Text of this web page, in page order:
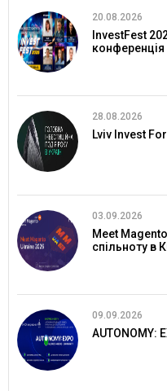
20.08.2026
InvestFest
конференція
28.08.2026
Lviv Invest
03.09.2026
Meet
спільноту в
09.09.2026
AUTONOMY: